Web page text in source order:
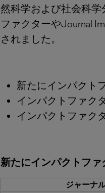
然科学および社会科学
ファクターやJournal
されました。
新たにインパクト
インパクトファク
インパクトファク
新たにインパクトフ
ジャーナ